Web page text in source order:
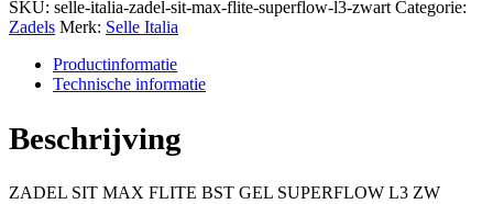
SKU: selle-italia-zadel-sit-max-flite-superflow-l3-zwart Categorie:
Zadels Merk: Selle Italia
Productinformatie
Technische informatie
Beschrijving
ZADEL SIT MAX FLITE BST GEL SUPERFLOW L3 ZW